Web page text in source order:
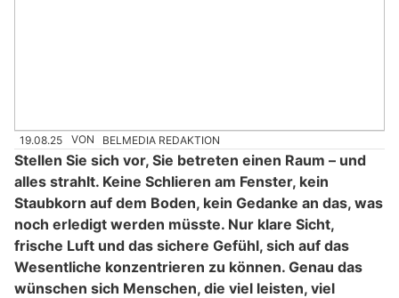
19.08.25 VON BELMEDIA REDAKTION
Stellen Sie sich vor, Sie betreten einen Raum – und
alles strahlt. Keine Schlieren am Fenster, kein
Staubkorn auf dem Boden, kein Gedanke an das, was
noch erledigt werden müsste. Nur klare Sicht,
frische Luft und das sichere Gefühl, sich auf das
Wesentliche konzentrieren zu können. Genau das
wünschen sich Menschen, die viel leisten, viel